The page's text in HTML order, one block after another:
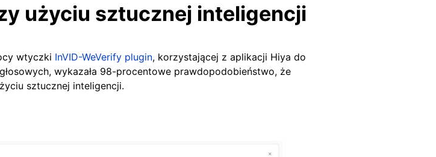
użyciu sztucznej inteligencji
wtyczki InVID-WeVerify plugin, korzystającej z aplikacji Hiya do
wykazała 98-procentowe prawdopodobieństwo, że
sztucznej inteligencji.